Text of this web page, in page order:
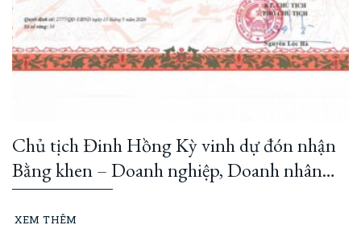
Chủ tịch Đinh Hồng Kỳ vinh dự đón nhận
Bằng khen – Doanh nghiệp, Doanh nhân
đổi mới, sáng tạo cùng Thành phố phát
triển giai đoạn 2023–2025
XEM THÊM